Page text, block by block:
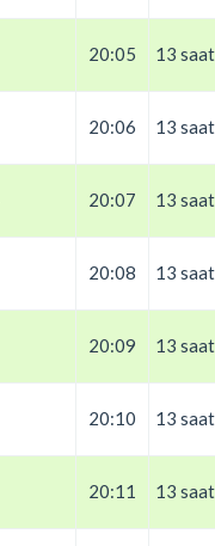
20:05 13
20:06 13
20:07 13
20:08 13
20:09 13
20:10 13
20:11 13